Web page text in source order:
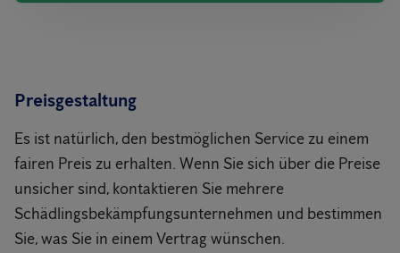
Preisgestaltung
Es ist natürlich, den bestmöglichen Service zu einem
fairen Preis zu erhalten. Wenn Sie sich über die Preise
unsicher sind, kontaktieren Sie mehrere
Schädlingsbekämpfungsunternehmen und bestimmen
Sie, was Sie in einem Vertrag wünschen.